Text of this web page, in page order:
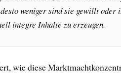
weniger sind sie gewillt oder
integre Inhalte zu erzeugen.
wie diese